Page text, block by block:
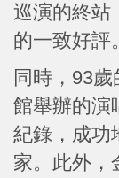
巡演的終站
的一致好評。
同時，93
館舉辦的演
紀錄，成功
家。此外，